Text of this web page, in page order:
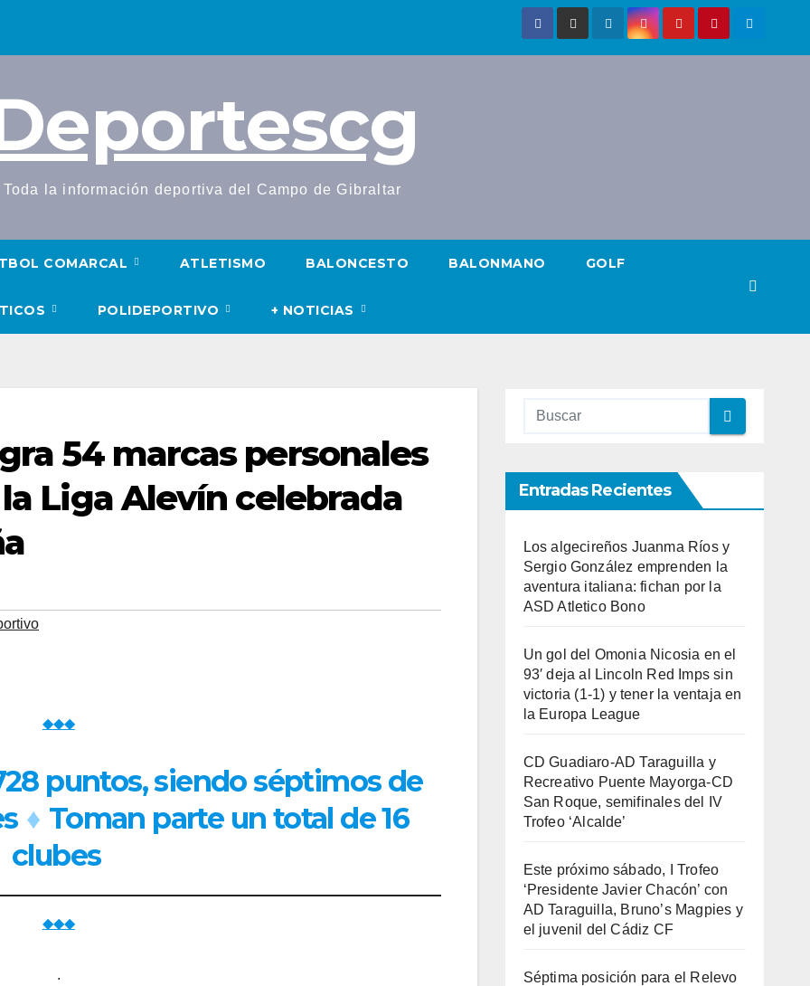
Toda la información deportiva del Campo de Gibraltar
COMARCAL ATLETISMO BALONCESTO BALONMANO GOLF
POLIDEPORTIVO + NOTICIAS
54 marcas personales
Liga Alevín celebrada
◆◆◆
puntos, siendo séptimos de
♦ Toman parte un total de 16
clubes
◆◆◆
.
Entradas Recientes
Los algecireños Juanma Ríos y
Sergio González emprenden la
aventura italiana: fichan por la
ASD Atletico Bono
Un gol del Omonia Nicosia en el
93′ deja al Lincoln Red Imps sin
victoria (1-1) y tener la ventaja en
la Europa League
CD Guadiaro-AD Taraguilla y
Recreativo Puente Mayorga-CD
San Roque, semifinales del IV
Trofeo ‘Alcalde’
Este próximo sábado, I Trofeo
‘Presidente Javier Chacón’ con
AD Taraguilla, Bruno’s Magpies y
el juvenil del Cádiz CF
Séptima posición para el Relevo